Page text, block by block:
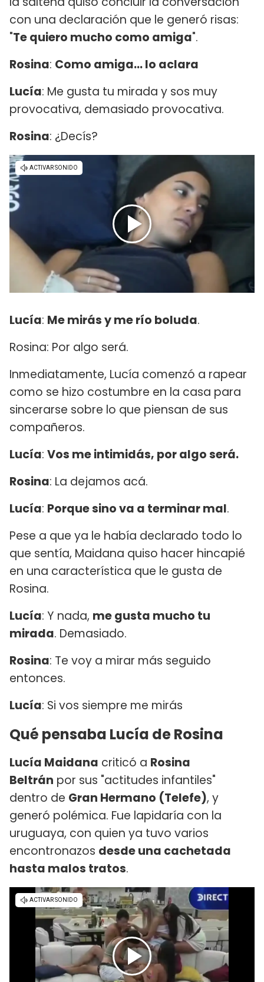
con una declaración que le generó risas:
"Te quiero mucho como amiga".
Rosina: Como amiga... lo aclara
Lucía: Me gusta tu mirada y sos muy
provocativa, demasiado provocativa.
Rosina: ¿Decís?
Lucía: Me mirás y me río boluda.
Rosina: Por algo será.
Inmediatamente, Lucía comenzó a rapear
como se hizo costumbre en la casa para
sincerarse sobre lo que piensan de sus
compañeros.
Lucía: Vos me intimidás, por algo será.
Rosina: La dejamos acá.
Lucía: Porque sino va a terminar mal.
Pese a que ya le había declarado todo lo
que sentía, Maidana quiso hacer hincapié
en una característica que le gusta de
Rosina.
Lucía: Y nada, me gusta mucho tu
mirada. Demasiado.
Rosina: Te voy a mirar más seguido
entonces.
Lucía: Si vos siempre me mirás
Qué pensaba Lucía de Rosina
Lucía Maidana criticó a Rosina
Beltrán por sus "actitudes infantiles"
dentro de Gran Hermano (Telefe), y
generó polémica. Fue lapidaría con la
uruguaya, con quien ya tuvo varios
encontronazos desde una cachetada
hasta malos tratos.